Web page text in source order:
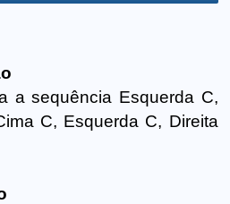
a sequência Esquerda C,
C, Esquerda C, Direita